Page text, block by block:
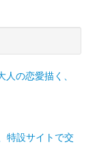
の恋愛描く、
特設サイトで交